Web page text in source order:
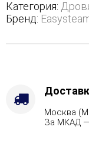
кожухе
-
Комплектация
Категория:
Бренд:
Москва
За МКАД